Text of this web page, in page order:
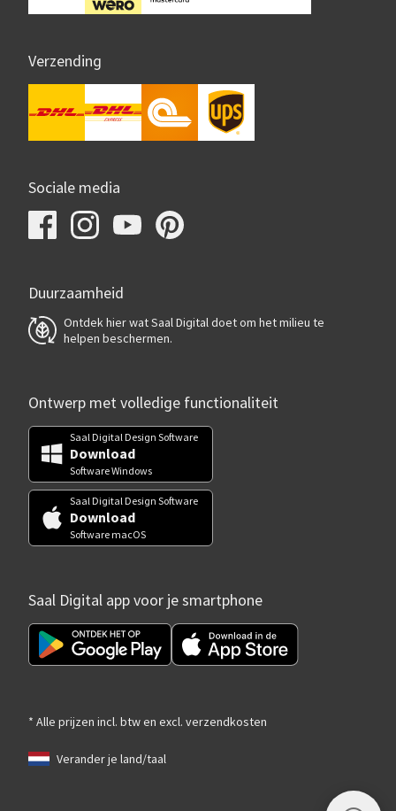
Verzending
Sociale media
Duurzaamheid
Ontdek hier wat Saal Digital doet om het milieu te
helpen beschermen.
Ontwerp met volledige functionaliteit
Saal Digital Design Software
Download
Software Windows
Saal Digital Design Software
Download
Software macOS
Saal Digital app voor je smartphone
* Alle prijzen incl. btw en excl. verzendkosten
Verander je land/taal